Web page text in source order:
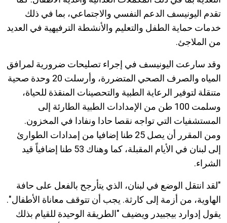
تقدم اليونيسف الدعم النفسي والاجتماعي، بما في ذلك
خدمات حماية الطفل والتعليم والأنشطة الترفيهية في العديد
من الملاجئ.
وقد سارعت اليونيسف في إجراء تصليحات ضرورية لمرافق
المياه والصرف الصحي المتضررة، وأرسلت 20 وحدة صحية
متنقلة لتوفير الرعاية الطبية والتحصينات المنقذة للحياة،
وسلمت 100 طن من الإمدادات الطبية الطارئة إلى
المستشفيات التي تواجه نقصا حادا ونفادا في المخزون.
ومن المقرر أن يصل 25 طنا إضافيا من إمدادات الطوارئ
إلى لبنان في الأيام المقبلة، كما وهناك 53 طنا إضافياً قيد
الشراء.
"لقد انتقل الوضع في لبنان، الذي يتأرجح بالفعل على حافة
الهاوية، من أزمة إلى كارثة. يجب أن تتوقف معاناة الأطفال".
يقول إدوارد بيجبيدر ويضيف "الطريقة الوحيدة للقيام بذلك